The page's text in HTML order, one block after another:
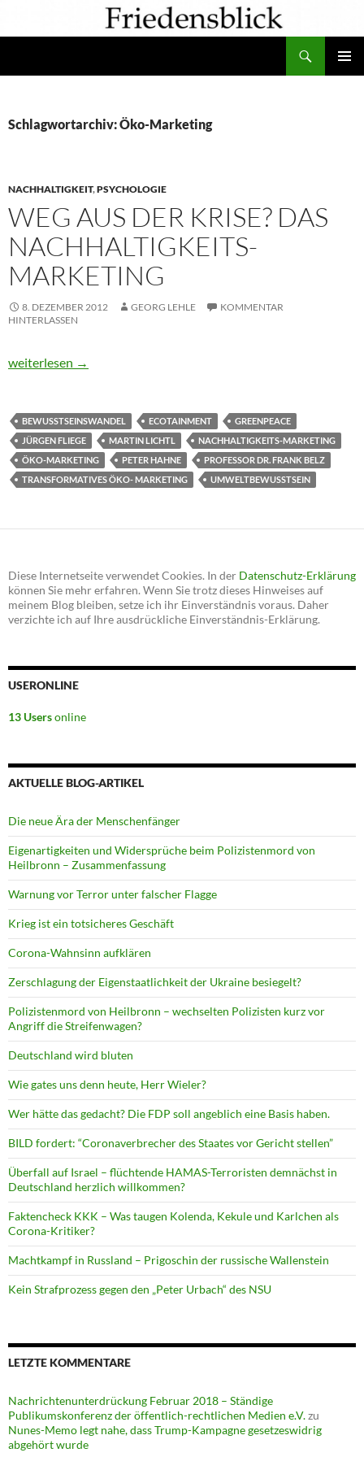
Schlagwortarchiv: Öko-Marketing
NACHHALTIGKEIT,PSYCHOLOGIE
WEG AUS DER KRISE? DAS
NACHHALTIGKEITS-
MARKETING
8. DEZEMBER 2012 GEORG LEHLE
KOMMENTAR
HINTERLASSEN
Weg aus der Krise? Das Nachhaltigkeits-Marketing
weiterlesen →
BEWUSSTSEINSWANDEL ECOTAINMENT
GREENPEACE
JÜRGEN FLIEGE
MARTIN LICHTL
NACHHALTIGKEITS-MARKETING
ÖKO-MARKETING
PETER HAHNE
PROFESSOR DR. FRANK BELZ
TRANSFORMATIVES ÖKO- MARKETING
UMWELTBEWUSSTSEIN
Diese Internetseite verwendet Cookies. In der Datenschutz-Erklärung
können Sie mehr erfahren. Wenn Sie trotz dieses Hinweises auf
meinem Blog bleiben, setze ich ihr Einverständnis voraus. Daher
verzichte ich auf Ihre ausdrückliche Einverständnis-Erklärung.
USERONLINE
13 Usersonline
AKTUELLE BLOG-ARTIKEL
Die neue Ära der Menschenfänger
Eigenartigkeiten und Widersprüche beim Polizistenmord von
Heilbronn – Zusammenfassung
Warnung vor Terror unter falscher Flagge
Krieg ist ein totsicheres Geschäft
Corona-Wahnsinn aufklären
Zerschlagung der Eigenstaatlichkeit der Ukraine besiegelt?
Polizistenmord von Heilbronn – wechselten Polizisten kurz vor
Angriff die Streifenwagen?
Deutschland wird bluten
Wie gates uns denn heute, Herr Wieler?
Wer hätte das gedacht? Die FDP soll angeblich eine Basis haben.
BILD fordert: “Coronaverbrecher des Staates vor Gericht stellen”
Überfall auf Israel – flüchtende HAMAS-Terroristen demnächst in
Deutschland herzlich willkommen?
Faktencheck KKK – Was taugen Kolenda, Kekule und Karlchen als
Corona-Kritiker?
Machtkampf in Russland – Prigoschin der russische Wallenstein
Kein Strafprozess gegen den „Peter Urbach“ des NSU
LETZTE KOMMENTARE
Nachrichtenunterdrückung Februar 2018 – Ständige
Publikumskonferenz der öffentlich-rechtlichen Medien e.V.zu
Nunes-Memo legt nahe, dass Trump-Kampagne gesetzeswidrig
abgehört wurde